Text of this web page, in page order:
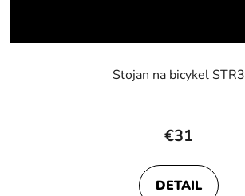
Stojan na bicykel STR3
€31
DETAIL